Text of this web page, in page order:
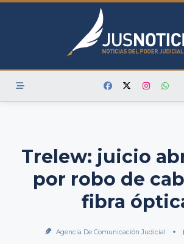
Skip
Trelew: juicio
por robo de
fibra
Agencia De Comunicación Judicial